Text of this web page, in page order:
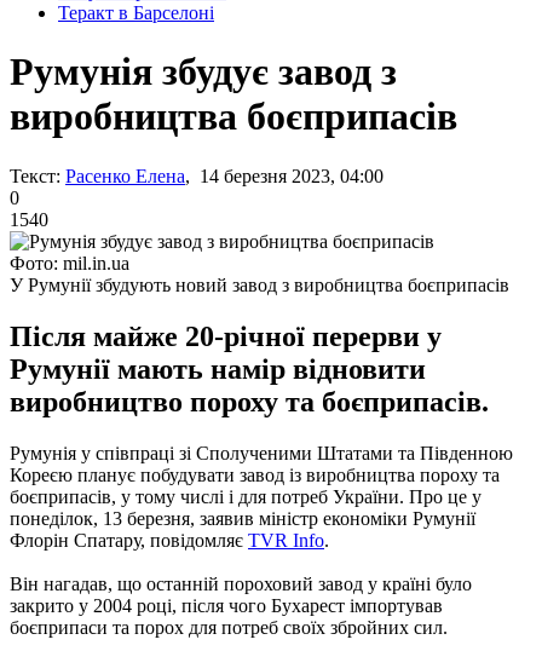
Теракт в Барселоні
Румунія збудує завод з
виробництва боєприпасів
Текст: Расенко Елена, 14 березня 2023, 04:00
0
1540
Фото: mil.in.ua
У Румунії збудують новий завод з виробництва боєприпасів
Після майже 20-річної перерви у
Румунії мають намір відновити
виробництво пороху та боєприпасів.
Румунія у співпраці зі Сполученими Штатами та Південною
Кореєю планує побудувати завод із виробництва пороху та
боєприпасів, у тому числі і для потреб України. Про це у
понеділок, 13 березня, заявив міністр економіки Румунії
Флорін Спатару, повідомляє TVR Info.
Він нагадав, що останній пороховий завод у країні було
закрито у 2004 році, після чого Бухарест імпортував
боєприпаси та порох для потреб своїх збройних сил.